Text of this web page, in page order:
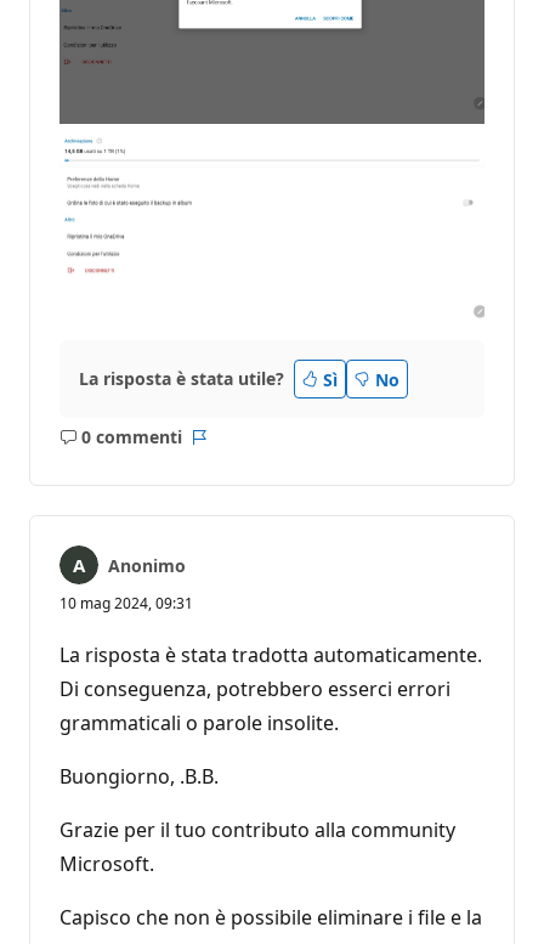
La risposta è stata utile? Sì No
0 commenti
Nessun
Anonimo
10 mag 2024, 09:31
La risposta è stata tradotta automaticamente.
Di conseguenza, potrebbero esserci errori
grammaticali o parole insolite.
Buongiorno, .B.B.
Grazie per il tuo contributo alla community
Microsoft.
Capisco che non è possibile eliminare i file e la